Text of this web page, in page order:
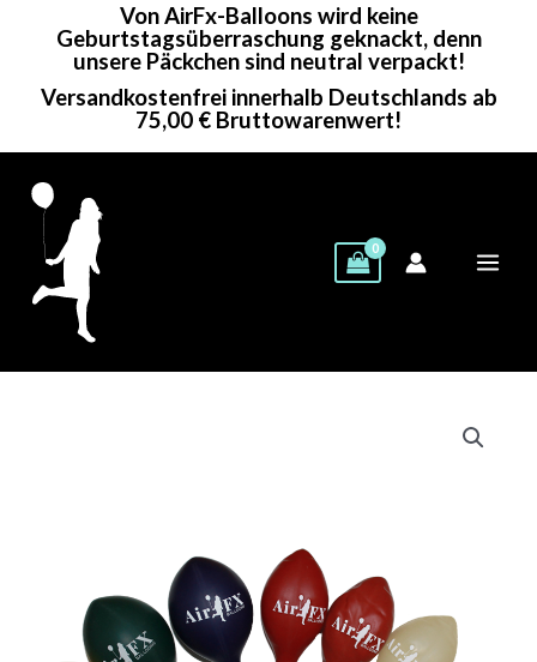
Von AirFx-Balloons wird keine
Geburtstagsüberraschung geknackt, denn
unsere Päckchen sind neutral verpackt!
Versandkostenfrei innerhalb Deutschlands ab
75,00 € Bruttowarenwert!